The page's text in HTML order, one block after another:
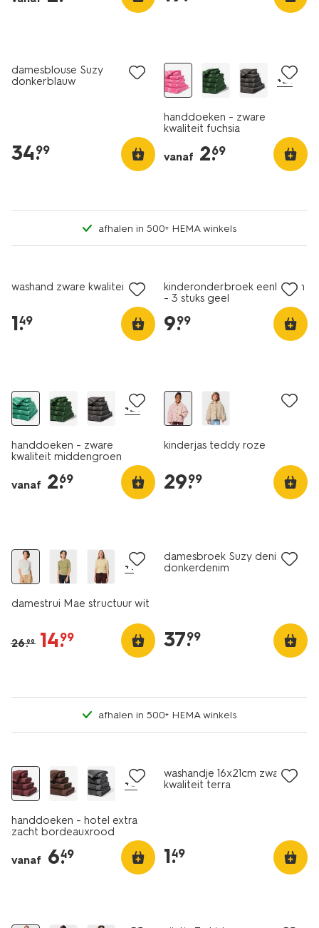
damesblouse Suzy
donkerblauw
34.
99
+21
handdoeken - zware
kwaliteit fuchsia
vanaf 2.
69
afhalen in 500+ HEMA winkels
washand zware kwaliteit lila
1.
49
kinderonderbroek eenhoorn
- 3 stuks geel
9.
99
+21
handdoeken - zware
kwaliteit middengroen
vanaf 2.
69
kinderjas teddy roze
29.
99
+1
damestrui Mae structuur wit
26.99 14.
99
damesbroek Suzy denim
donkerdenim
37.
99
afhalen in 500+ HEMA winkels
+8
handdoeken - hotel extra
zacht bordeauxrood
vanaf 6.
49
washandje 16x21cm zware
kwaliteit terra
1.
49